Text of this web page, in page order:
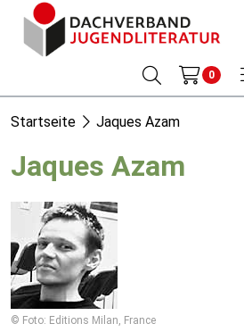
0
Startseite Jaques Azam
Jaques Azam
© Foto: Editions Milan, France